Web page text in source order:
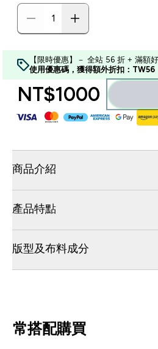
【限時優惠】－ 全站 56 折 + 滿額
使用優惠碼，獲得額外折扣：TW56
NT$1000‎
商品介紹
產品特點
版型及布料成分
常搭配購買